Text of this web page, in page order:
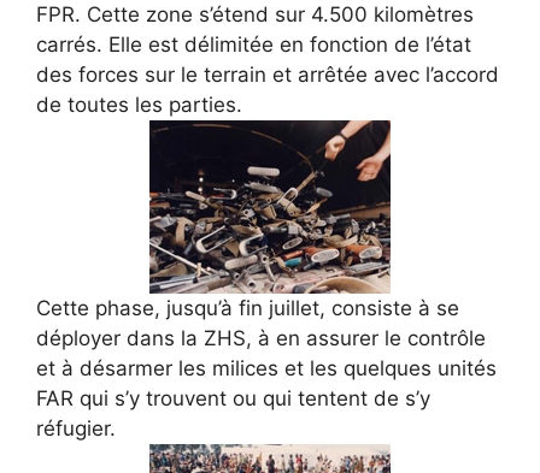
FPR. Cette zone s’étend sur 4.500 kilomètres
carrés. Elle est délimitée en fonction de l’état
des forces sur le terrain et arrêtée avec l’accord
de toutes les parties.
Cette phase, jusqu’à fin juillet, consiste à se
déployer dans la ZHS, à en assurer le contrôle
et à désarmer les milices et les quelques unités
FAR qui s’y trouvent ou qui tentent de s’y
réfugier.